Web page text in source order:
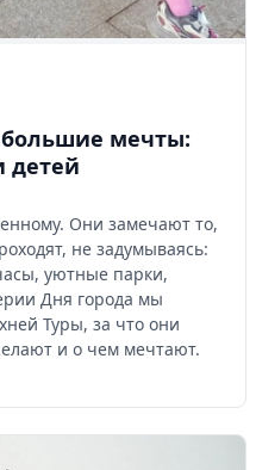
мечты:
детей
Они замечают то,
не задумываясь:
уютные парки,
Дня города мы
Туры, за что они
и о чем мечтают.